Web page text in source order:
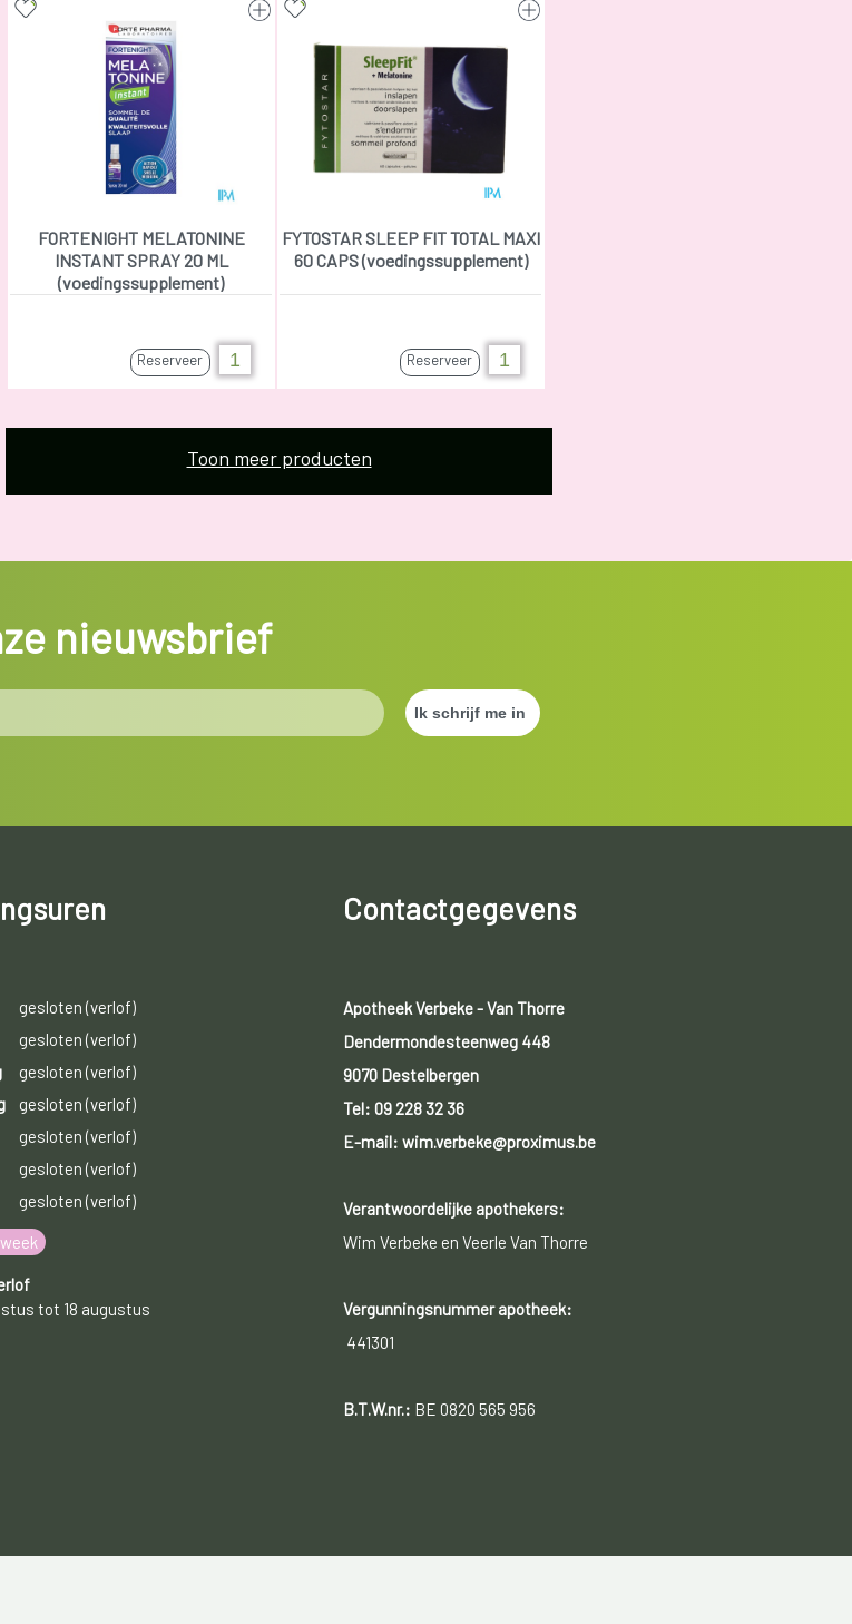
FORTENIGHT MELATONINE
INSTANT SPRAY 20 ML
(voedingssupplement)
Reserveer
FYTOSTAR SLEEP FIT TOTAL MAXI
60 CAPS (voedingssupplement)
Reserveer
Toon meer producten
nieuwsbrief
gesloten (verlof)
gesloten (verlof)
gesloten (verlof)
gesloten (verlof)
gesloten (verlof)
gesloten (verlof)
gesloten (verlof)
tot 18 augustus
Contactgegevens
Apotheek Verbeke - Van Thorre
Dendermondesteenweg 448
9070 Destelbergen
Tel: 09 228 32 36
E-mail: wim.verbeke@proximus.be
Verantwoordelijke apothekers:
Wim Verbeke en Veerle Van Thorre
Vergunningsnummer apotheek:
441301
B.T.W.nr.: BE 0820 565 956